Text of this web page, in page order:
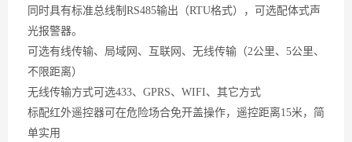
同时具有标准总线制 RS485输出（RTU格式），可选配体式声
光报警器。
可选有线传输、局域网、互联网、无线传输（2公里、5公里、
不限距离）
无线传输方式可选433、GPRS、WIFI、其它方式
标配红外遥控器可在危险场合免开盖操作，遥控距离15米，简
单实用